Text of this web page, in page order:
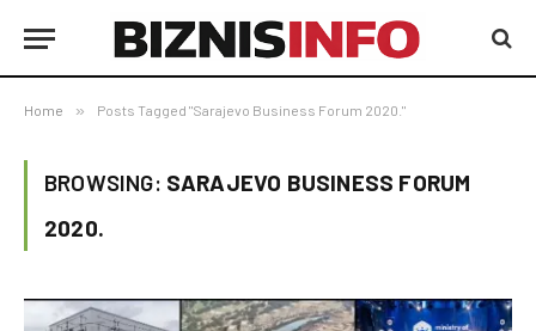
Home » Posts Tagged "Sarajevo Business Forum 2020."
BROWSING: SARAJEVO BUSINESS FORUM
2020.